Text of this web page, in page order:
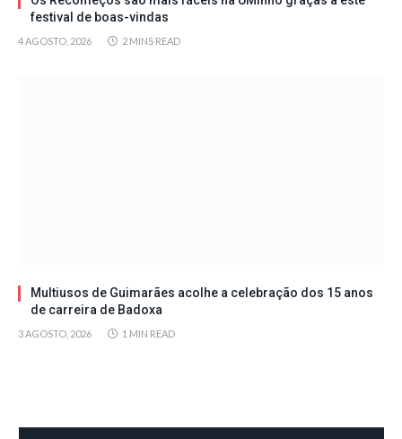
festival de boas-vindas
4 AGOSTO, 2026 2 MINS READ
Multiusos de Guimarães acolhe a celebração dos 15 anos
de carreira de Badoxa
3 AGOSTO, 2026 1 MIN READ